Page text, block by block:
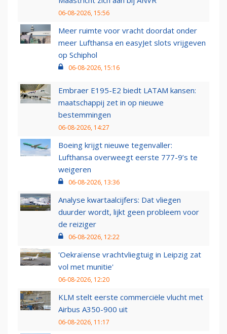
06-08-2026, 15:56
Meer ruimte voor vracht doordat onder
meer Lufthansa en easyJet slots vrijgeven
op Schiphol
06-08-2026, 15:16
Embraer E195-E2 biedt LATAM kansen:
maatschappij zet in op nieuwe
bestemmingen
06-08-2026, 14:27
Boeing krijgt nieuwe tegenvaller:
Lufthansa overweegt eerste 777-9’s te
weigeren
06-08-2026, 13:36
Analyse kwartaalcijfers: Dat vliegen
duurder wordt, lijkt geen probleem voor
de reiziger
06-08-2026, 12:22
'Oekraïense vrachtvliegtuig in Leipzig zat
vol met munitie'
06-08-2026, 12:20
KLM stelt eerste commerciële vlucht met
Airbus A350-900 uit
06-08-2026, 11:17